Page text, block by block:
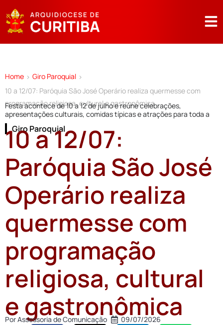
Home > Giro Paroquial >
10 a 12/07: Paróquia São José Operário realiza quermesse com
programação religiosa, cultural e gastronômica
Festa acontece de 10 a 12 de julho e reúne celebrações,
apresentações culturais, comidas típicas e atrações para toda a
Giro Paroquial
10 a 12/07:
Paróquia São José
Operário realiza
quermesse com
programação
religiosa, cultural
e gastronômica
PorAssessoria de Comunicação 09/07/2026